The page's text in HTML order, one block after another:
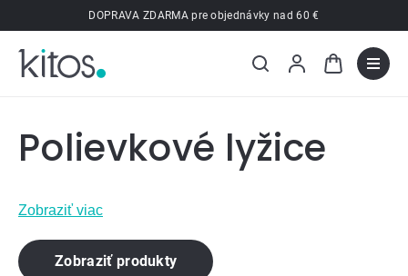
na
obsah
DOPRAVA ZDARMA pre objednávky nad 60 €
Polievkové lyžice
Zobraziť viac
Zobraziť produkty